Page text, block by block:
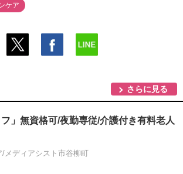
ケア
さらに見る
フ」無資格可/夜勤専従/介護付き有料老人
メディアシスト市谷柳町